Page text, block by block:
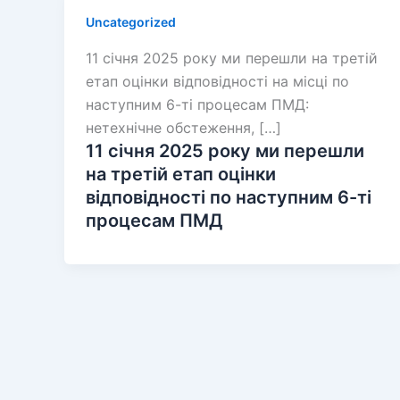
Uncategorized
11 січня 2025 року ми перешли на третій
етап оцінки відповідності на місці по
наступним 6-ті процесам ПМД:
нетехнічне обстеження, […]
11 січня 2025 року ми перешли
на третій етап оцінки
відповідності по наступним 6-ті
процесам ПМД